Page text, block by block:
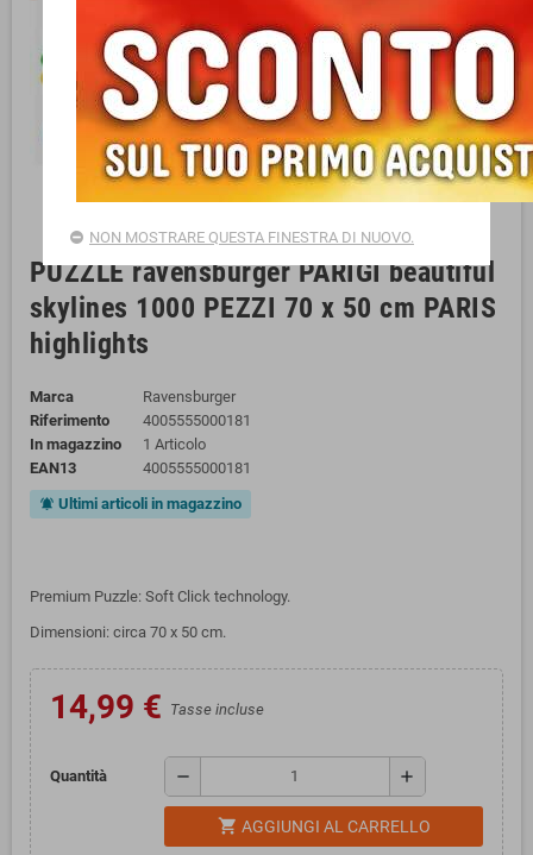
PUZZLE ravensburger PARIGI beautiful
skylines 1000 PEZZI 70 x 50 cm PARIS
highlights
Marca
Ravensburger
Riferimento
4005555000181
In magazzino
1 Articolo
EAN13
4005555000181
notifications_active Ultimi articoli in magazzino
Premium Puzzle: Soft Click technology.
Dimensioni: circa 70 x 50 cm.
14,99 € Tasse incluse
Quantità remove add
shopping_cart AGGIUNGI AL CARRELLO
NON MOSTRARE QUESTA FINESTRA DI NUOVO.